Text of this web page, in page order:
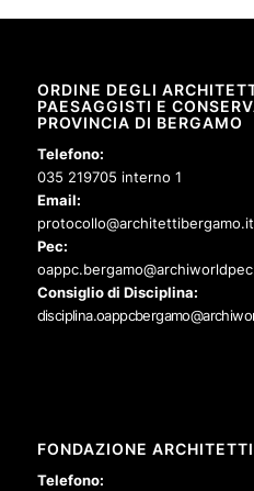
ORDINE DEGLI
PAESAGGISTI E
PROVINCIA DI BERGAMO
Telefono:
035 219705 interno 1
Email:
protocollo@architettibergamo.it
Pec:
Consiglio di Disciplina:
FONDAZIONE
Telefono: